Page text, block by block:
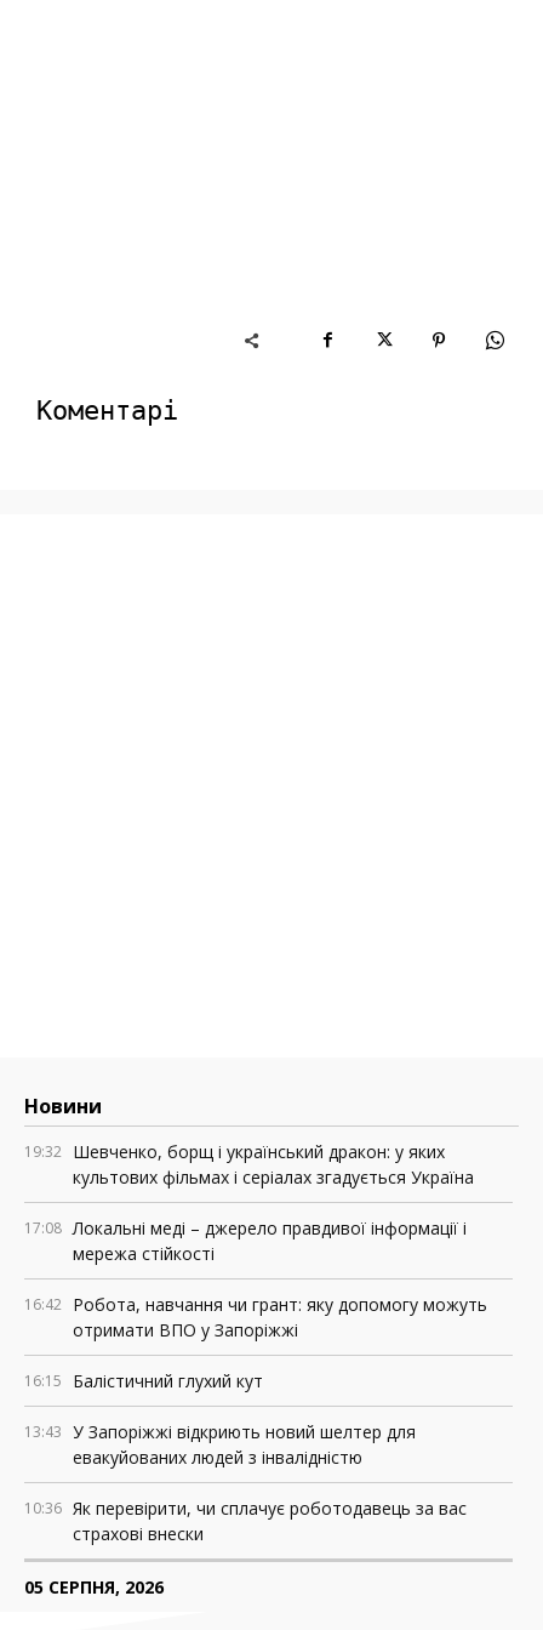
Коментарі
Новини
19:32 Шевченко, борщ і український дракон: у яких
культових фільмах і серіалах згадується Україна
17:08 Локальні меді – джерело правдивої інформації і
мережа стійкості
16:42 Робота, навчання чи грант: яку допомогу можуть
отримати ВПО у Запоріжжі
16:15 Балістичний глухий кут
13:43 У Запоріжжі відкриють новий шелтер для
евакуйованих людей з інвалідністю
10:36 Як перевірити, чи сплачує роботодавець за вас
страхові внески
05 СЕРПНЯ, 2026